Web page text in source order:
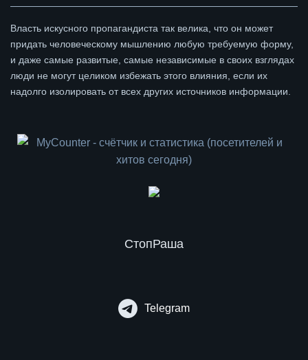
Власть искусного пропагандиста так велика, что он может
придать человеческому мышлению любую требуемую форму,
и даже самые развитые, самые независимые в своих взглядах
люди не могут целиком избежать этого влияния, если их
надолго изолировать от всех других источников информации.
СтопРаша
Telegram